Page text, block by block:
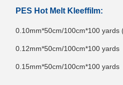
PES Hot Melt Kleeffilm:
0.10mm*50cm/100cm*100 yards
0.12mm*50cm/100cm*100 yards
0.15mm*50cm/100cm*100 yards